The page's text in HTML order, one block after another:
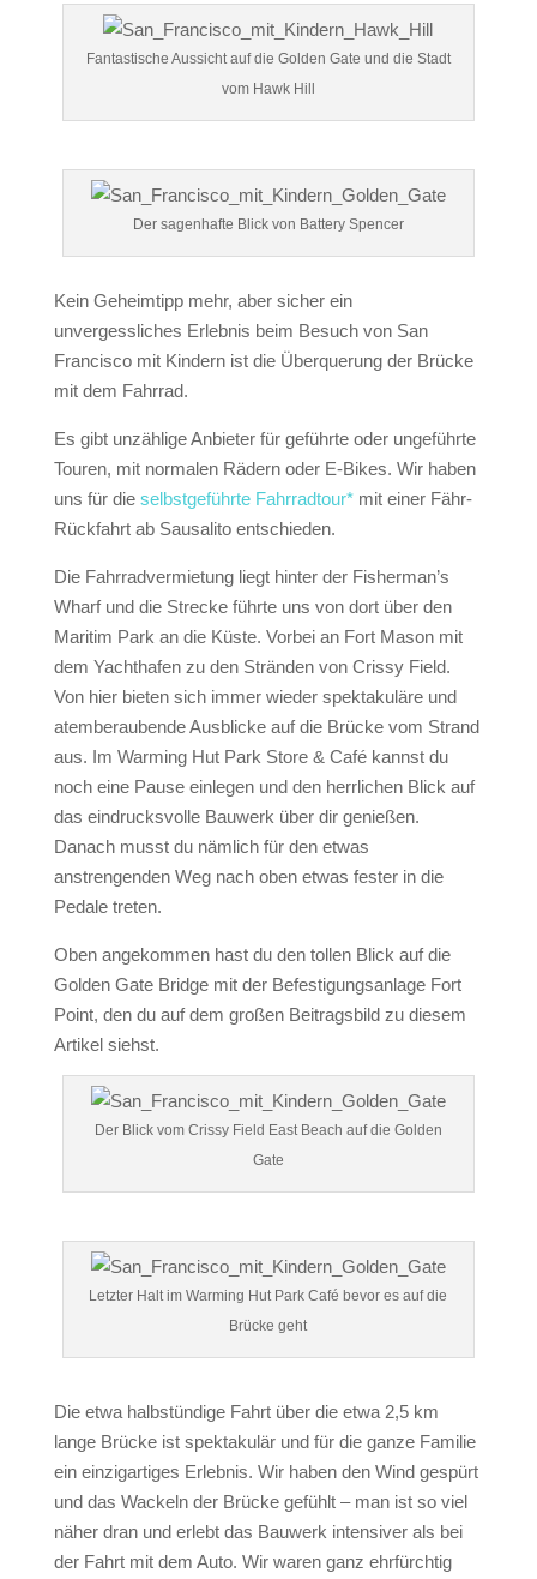
Fantastische Aussicht auf die Golden Gate und die Stadt
vom Hawk Hill
Der sagenhafte Blick von Battery Spencer
Kein Geheimtipp mehr, aber sicher ein
unvergessliches Erlebnis beim Besuch von San
Francisco mit Kindern ist die Überquerung der Brücke
mit dem Fahrrad.
Es gibt unzählige Anbieter für geführte oder ungeführte
Touren, mit normalen Rädern oder E-Bikes. Wir haben
uns für die selbstgeführte Fahrradtour*mit einer Fähr-
Rückfahrt ab Sausalito entschieden.
Die Fahrradvermietung liegt hinter der Fisherman’s
Wharf und die Strecke führte uns von dort über den
Maritim Park an die Küste. Vorbei an Fort Mason mit
dem Yachthafen zu den Stränden von Crissy Field.
Von hier bieten sich immer wieder spektakuläre und
atemberaubende Ausblicke auf die Brücke vom Strand
aus. Im Warming Hut Park Store & Café kannst du
noch eine Pause einlegen und den herrlichen Blick auf
das eindrucksvolle Bauwerk über dir genießen.
Danach musst du nämlich für den etwas
anstrengenden Weg nach oben etwas fester in die
Pedale treten.
Oben angekommen hast du den tollen Blick auf die
Golden Gate Bridge mit der Befestigungsanlage Fort
Point, den du auf dem großen Beitragsbild zu diesem
Artikel siehst.
Der Blick vom Crissy Field East Beach auf die Golden
Gate
Letzter Halt im Warming Hut Park Café bevor es auf die
Brücke geht
Die etwa halbstündige Fahrt über die etwa 2,5 km
lange Brücke ist spektakulär und für die ganze Familie
ein einzigartiges Erlebnis. Wir haben den Wind gespürt
und das Wackeln der Brücke gefühlt – man ist so viel
näher dran und erlebt das Bauwerk intensiver als bei
der Fahrt mit dem Auto. Wir waren ganz ehrfürchtig